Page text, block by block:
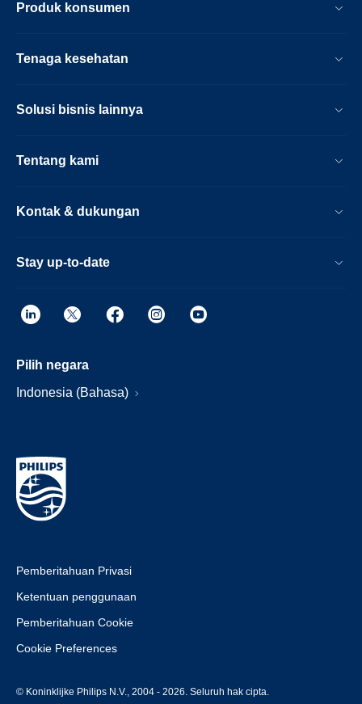
Produk konsumen
Tenaga kesehatan
Solusi bisnis lainnya
Tentang kami
Kontak & dukungan
Stay up-to-date
Pilih negara
Indonesia (Bahasa)
Pemberitahuan Privasi
Ketentuan penggunaan
Pemberitahuan Cookie
Cookie Preferences
© Koninklijke Philips N.V., 2004 - 2026. Seluruh hak cipta.